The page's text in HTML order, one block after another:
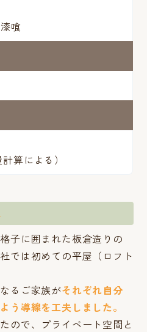
喰
算による）
子に囲まれた板倉造りの
では初めての平屋（ロフト
るご家族がそれぞれ自分
う導線を工夫しました。
ので、プライベート空間と